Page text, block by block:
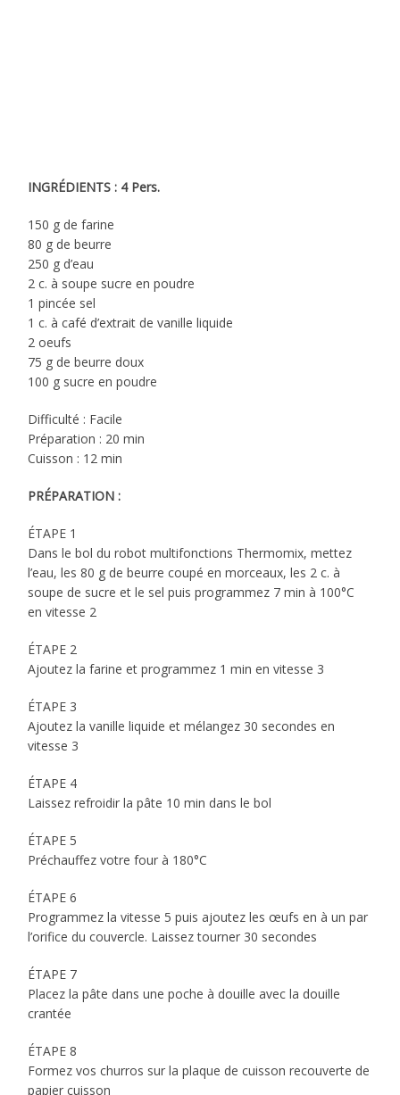
INGRÉDIENTS : 4 Pers.
150 g de farine
80 g de beurre
250 g d’eau
2 c. à soupe sucre en poudre
1 pincée sel
1 c. à café d’extrait de vanille liquide
2 oeufs
75 g de beurre doux
100 g sucre en poudre
Difficulté : Facile
Préparation : 20 min
Cuisson : 12 min
PRÉPARATION :
ÉTAPE 1
Dans le bol du robot multifonctions Thermomix, mettez
l’eau, les 80 g de beurre coupé en morceaux, les 2 c. à
soupe de sucre et le sel puis programmez 7 min à 100°C
en vitesse 2
ÉTAPE 2
Ajoutez la farine et programmez 1 min en vitesse 3
ÉTAPE 3
Ajoutez la vanille liquide et mélangez 30 secondes en
vitesse 3
ÉTAPE 4
Laissez refroidir la pâte 10 min dans le bol
ÉTAPE 5
Préchauffez votre four à 180°C
ÉTAPE 6
Programmez la vitesse 5 puis ajoutez les œufs en à un par
l’orifice du couvercle. Laissez tourner 30 secondes
ÉTAPE 7
Placez la pâte dans une poche à douille avec la douille
crantée
ÉTAPE 8
Formez vos churros sur la plaque de cuisson recouverte de
papier cuisson